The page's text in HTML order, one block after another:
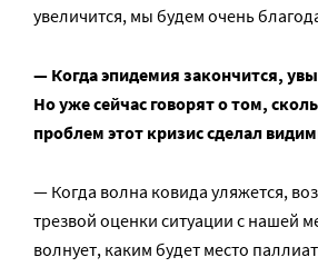
увеличится, мы будем очень
— Когда эпидемия закончится,
Но уже сейчас говорят о том,
проблем этот кризис сделал
— Когда волна ковида уляжется,
трезвой оценки ситуации с нашей
волнует, каким будет место